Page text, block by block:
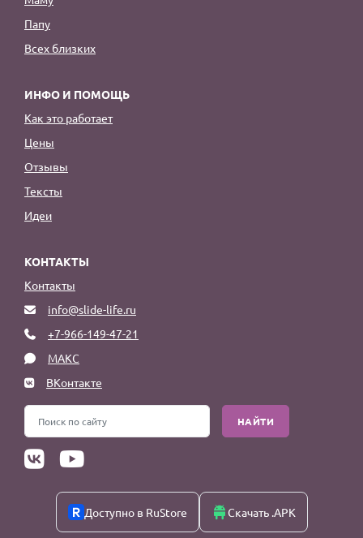
Папу
Всех близких
ИНФО И ПОМОЩЬ
Как это работает
Цены
Отзывы
Тексты
Идеи
КОНТАКТЫ
Контакты
info@slide-life.ru
+7-966-149-47-21
МАКС
ВКонтакте
НАЙТИ
Доступно в RuStore Скачать .APK